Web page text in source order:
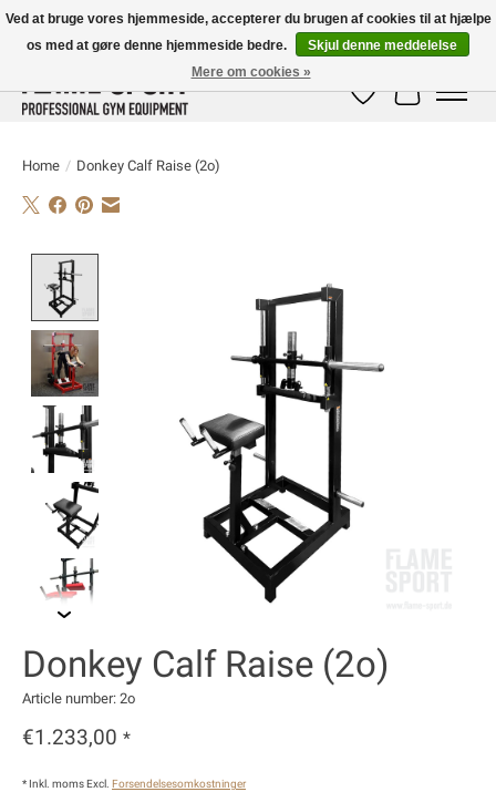
E-MAIL:info@flame-sport.deTEL.: +49 1525 9705 011
Ønskeseddel
Home / Donkey Calf Raise (2o)
Donkey Calf Raise (2o)
Article number: 2o
€1.233,00 *
* Inkl. moms Excl. Forsendelsesomkostninger
Ved at bruge vores hjemmeside, accepterer du brugen af ​​cookies til at hjælpe
os med at gøre denne hjemmeside bedre.
Skjul denne meddelelse
Mere om cookies »